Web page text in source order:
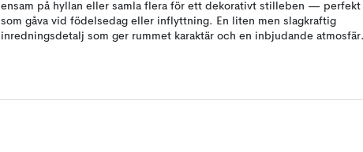
ensam på hyllan eller samla flera för ett dekorativt stilleben — perfekt
som gåva vid födelsedag eller inflyttning. En liten men slagkraftig
inredningsdetalj som ger rummet karaktär och en inbjudande